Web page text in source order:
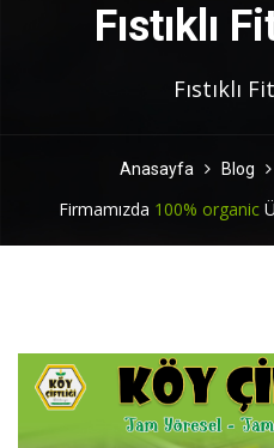
Fıstıklı
Fıstıklı
Anasayfa Blog
Firmamızda 100% organic